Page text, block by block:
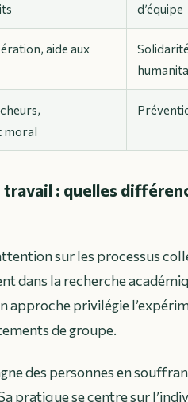
d’équipe
aide aux
moral
: quelles
sur les processus
dans la recherche
approche privilégie
de groupe.
des personnes en
pratique se centre sur